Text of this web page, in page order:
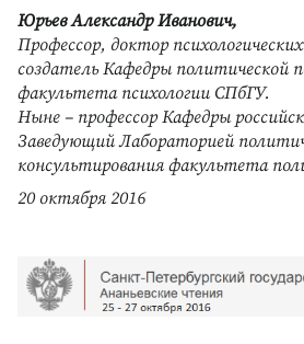
Юрьев Александр Иванович,
Профессор, доктор
создатель Кафедры политической
факультета психологии СПбГУ.
Ныне – профессор Кафедры
Заведующий Лабораторией
консультирования факультета
20 октября 2016